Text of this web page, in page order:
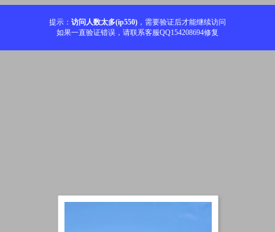
提示： 访问人数太多(ip550) ，需要验证后才能继续访问
如果一直验证错误，请联系客服QQ154208694修复